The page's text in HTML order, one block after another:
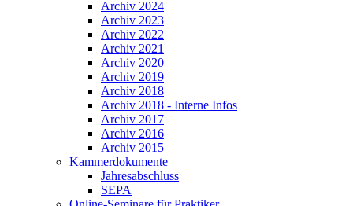
Archiv 2024
Archiv 2023
Archiv 2022
Archiv 2021
Archiv 2020
Archiv 2019
Archiv 2018
Archiv 2018 - Interne Infos
Archiv 2017
Archiv 2016
Archiv 2015
Kammerdokumente
Jahresabschluss
SEPA